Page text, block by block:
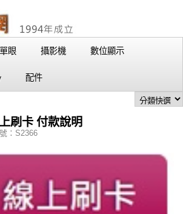
眼 攝影機 數位顯示
配件
刷卡 付款說明
：S2366